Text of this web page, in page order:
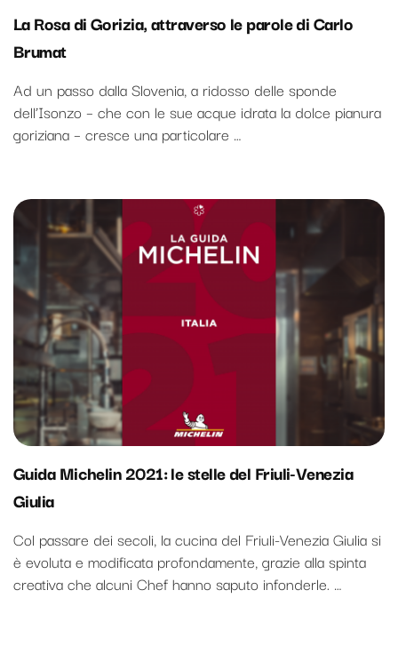
La Rosa di Gorizia, attraverso le parole di Carlo
Brumat
Ad un passo dalla Slovenia, a ridosso delle sponde
dell’Isonzo – che con le sue acque idrata la dolce pianura
goriziana – cresce una particolare …
Guida Michelin 2021: le stelle del Friuli-Venezia
Giulia
Col passare dei secoli, la cucina del Friuli-Venezia Giulia si
è evoluta e modificata profondamente, grazie alla spinta
creativa che alcuni Chef hanno saputo infonderle. …